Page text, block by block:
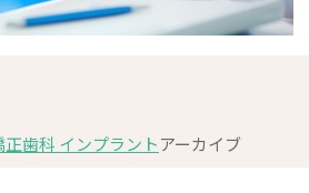
歯科 インプラントアーカイブ